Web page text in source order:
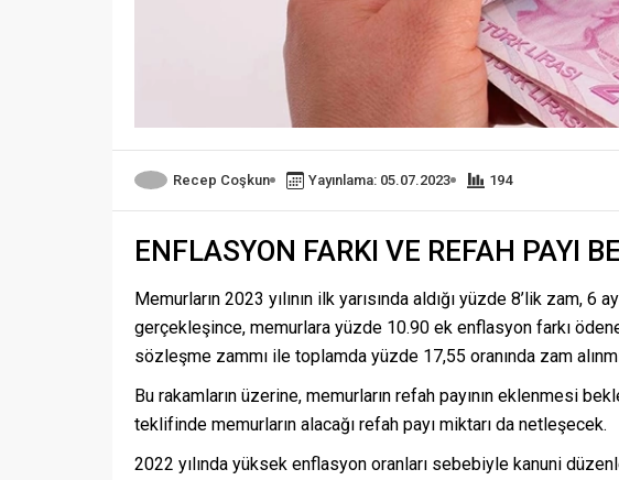
Recep Coşkun Yayınlama: 05.07.2023 194
ENFLASYON FARKI VE REFAH PAYI
Memurların 2023 yılının ilk yarısında aldığı yüzde 8’lik zam, 6
gerçekleşince, memurlara yüzde 10.90 ek enflasyon farkı
sözleşme zammı ile toplamda yüzde 17,55 oranında zam
Bu rakamların üzerine, memurların refah payının eklenmesi
teklifinde memurların alacağı refah payı miktarı da netleşecek.
2022 yılında yüksek enflasyon oranları sebebiyle kanuni